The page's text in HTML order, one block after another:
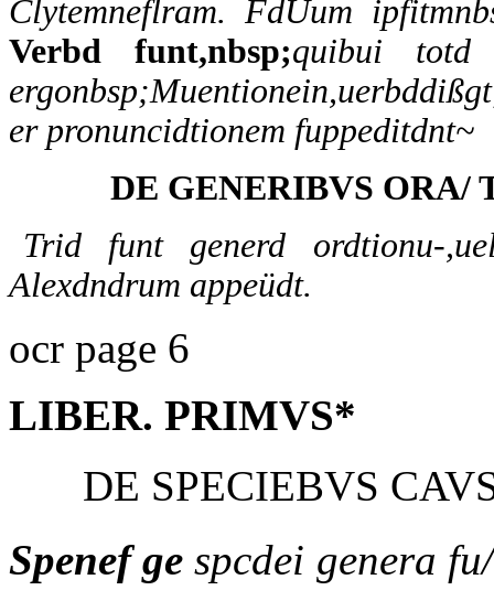
Clytemneflram. FdÜum
Verbd funt,nbsp;quibui totd
er pronuncidtionem fuppeditdnt~
DE GENERIBVS ORA/
Trid funt generd ordtionu-
Alexdndrum appeüdt.
ocr page 6
LIBER. PRIMVS*
DE SPECIEBVS
Spenef gespcdei genera